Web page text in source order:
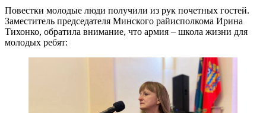
Повестки молодые люди получили из рук почетных гостей.
Заместитель председателя Минского райисполкома Ирина
Тихонко, обратила внимание, что армия – школа жизни для
молодых ребят: